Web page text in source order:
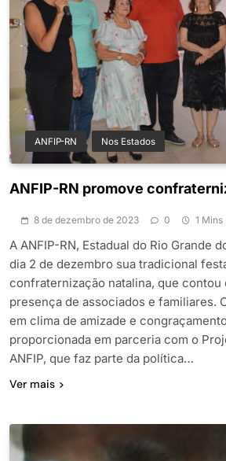
ANFIP-RN Nos Estados
ANFIP-RN promove
8 de dezembro de 2023 0 1 Mins
A ANFIP-RN, Estadual do Rio Grande
dia 2 de dezembro sua tradicional
confraternização natalina, que contou
presença de associados e familiares.
em clima de amizade e
proporcionada em parceria com o
ANFIP, que faz parte da política…
Ver mais